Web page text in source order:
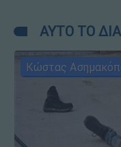
ΑΥΤΟ ΤΟ
Κώστας